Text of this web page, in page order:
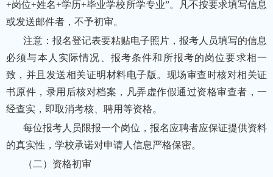
+岗位+姓名+学历+毕业学校所学专业”。凡不按要求填写信息
或发送邮件者，不予初审。
注意：报名登记表要粘贴电子照片，报考人员填写的信息
必须与本人实际情况、报考条件和所报考的岗位要求相一
致，并且发送相关证明材料电子版。现场审查时核对相关证
书原件，录用后核对档案，凡弄虚作假通过资格审查者，一
经查实，即取消考核、聘用等资格。
每位报考人员限报一个岗位，报名应聘者应保证提供资料
的真实性，学校承诺对申请人信息严格保密。
（二）资格初审